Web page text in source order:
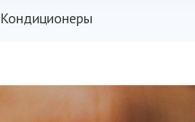
Кондиционеры